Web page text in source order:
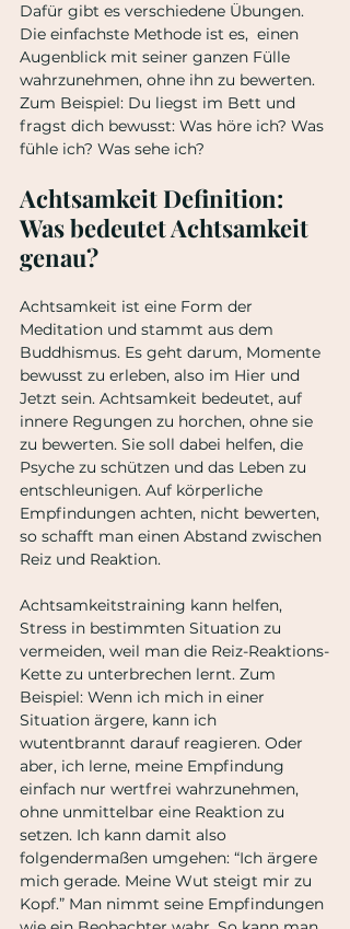
Dafür gibt es verschiedene Übungen.
Die einfachste Methode ist es,  einen
Augenblick mit seiner ganzen Fülle
wahrzunehmen, ohne ihn zu bewerten.
Zum Beispiel: Du liegst im Bett und
fragst dich bewusst: Was höre ich? Was
fühle ich? Was sehe ich?
Achtsamkeit Definition:
Was bedeutet Achtsamkeit
genau?
Achtsamkeit ist eine Form der
Meditation und stammt aus dem
Buddhismus. Es geht darum, Momente
bewusst zu erleben, also im Hier und
Jetzt sein. Achtsamkeit bedeutet, auf
innere Regungen zu horchen, ohne sie
zu bewerten. Sie soll dabei helfen, die
Psyche zu schützen und das Leben zu
entschleunigen. Auf körperliche
Empfindungen achten, nicht bewerten,
so schafft man einen Abstand zwischen
Reiz und Reaktion.
Achtsamkeitstraining kann helfen,
Stress in bestimmten Situation zu
vermeiden, weil man die Reiz-Reaktions-
Kette zu unterbrechen lernt. Zum
Beispiel: Wenn ich mich in einer
Situation ärgere, kann ich
wutentbrannt darauf reagieren. Oder
aber, ich lerne, meine Empfindung
einfach nur wertfrei wahrzunehmen,
ohne unmittelbar eine Reaktion zu
setzen. Ich kann damit also
folgendermaßen umgehen: “Ich ärgere
mich gerade. Meine Wut steigt mir zu
Kopf.” Man nimmt seine Empfindungen